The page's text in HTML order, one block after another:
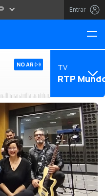
Entrar
NO AR TV
RTP